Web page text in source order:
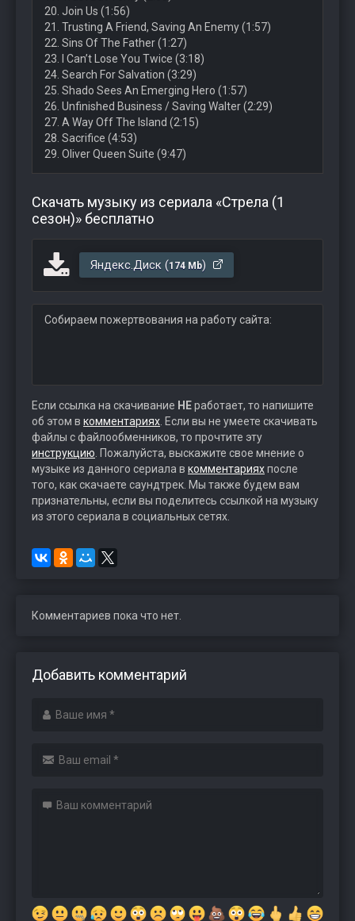
20. Join Us (1:56)
21. Trusting A Friend, Saving An Enemy (1:57)
22. Sins Of The Father (1:27)
23. I Can’t Lose You Twice (3:18)
24. Search For Salvation (3:29)
25. Shado Sees An Emerging Hero (1:57)
26. Unfinished Business / Saving Walter (2:29)
27. A Way Off The Island (2:15)
28. Sacrifice (4:53)
29. Oliver Queen Suite (9:47)
Скачать музыку из сериала «Стрела (1
сезон)» бесплатно
Яндекс.Диск (174 Mb)
Собираем пожертвования на работу сайта:
Если ссылка на скачивание НЕработает, то напишите
об этом в комментариях . Если вы не умеете скачивать
файлы с файлообменников, то прочтите эту
инструкцию . Пожалуйста, выскажите свое мнение о
музыке из данного сериала в комментарияхпосле
того, как скачаете саундтрек. Мы также будем вам
признательны, если вы поделитесь ссылкой на музыку
из этого сериала в социальных сетях.
Комментариев пока что нет.
Добавить комментарий